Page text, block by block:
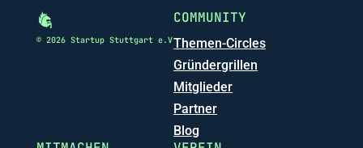
© 2026 Startup Stuttgart e.V
COMMUNITY
Themen-Circles
Gründergrillen
Mitglieder
Partner
Blog